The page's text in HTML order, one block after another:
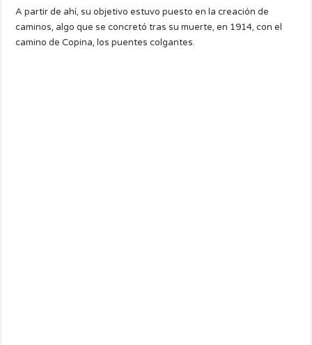
A partir de ahí, su objetivo estuvo puesto en la creación de
caminos, algo que se concretó tras su muerte, en 1914, con el
camino de Copina, los puentes colgantes.